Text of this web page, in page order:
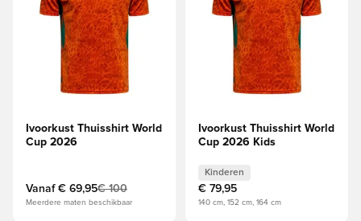
Ivoorkust Thuisshirt World
Cup 2026
Vanaf € 69,95€ 100
Meerdere maten beschikbaar
Ivoorkust Thuisshirt World
Cup 2026 Kids
Kinderen
€ 79,95
140 cm, 152 cm, 164 cm